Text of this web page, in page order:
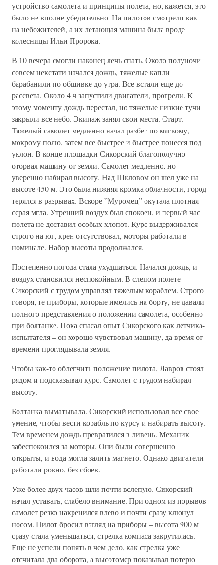
устройство самолета и принципы полета, но, кажется, это
было не вполне убедительно. На пилотов смотрели как
на небожителей, а их летающая машина была вроде
колесницы Ильи Пророка.
В 10 вечера смогли наконец лечь спать. Около полуночи
совсем некстати начался дождь, тяжелые капли
барабанили по обшивке до утра. Все встали еще до
рассвета. Около 4 ч запустили двигатели, прогрели. К
этому моменту дождь перестал, но тяжелые низкие тучи
закрыли все небо. Экипаж занял свои места. Старт.
Тяжелый самолет медленно начал разбег по мягкому,
мокрому полю, затем все быстрее и быстрее понесся под
уклон. В конце площадки Сикорский благополучно
оторвал машину от земли. Самолет медленно, но
уверенно набирал высоту. Над Шкловом он шел уже на
высоте 450 м. Это была нижняя кромка облачности, город
терялся в разрывах. Вскоре ”Муромец” окутала плотная
серая мгла. Утренний воздух был спокоен, и первый час
полета не доставил особых хлопот. Курс выдерживался
строго на юг, крен отсутствовал, моторы работали в
номинале. Набор высоты продолжался.
Постепенно погода стала ухудшаться. Начался дождь, и
воздух становился неспокойным. В слепом полете
Сикорский с трудом управлял тяжелым кораблем. Строго
говоря, те приборы, которые имелись на борту, не давали
полного представления о положении самолета, особенно
при болтанке. Пока спасал опыт Сикорского как летчика-
испытателя – он хорошо чувствовал машину, да время от
времени проглядывала земля.
Чтобы как-то облегчить положение пилота, Лавров стоял
рядом и подсказывал курс. Самолет с трудом набирал
высоту.
Болтанка выматывала. Сикорский использовал все свое
умение, чтобы вести корабль по курсу и набирать высоту.
Тем временем дождь превратился в ливень. Механик
забеспокоился за моторы. Они были совершенно
открыты, и вода могла залить магнето. Однако двигатели
работали ровно, без сбоев.
Уже более двух часов шли почти вслепую. Сикорский
начал уставать, слабело внимание. При одном из порывов
самолет резко накренился влево и почти сразу клюнул
носом. Пилот бросил взгляд на приборы – высота 900 м
сразу стала уменьшаться, стрелка компаса закрутилась.
Еще не успели понять в чем дело, как стрелка уже
отсчитала два оборота, а высотомер показывал потерю